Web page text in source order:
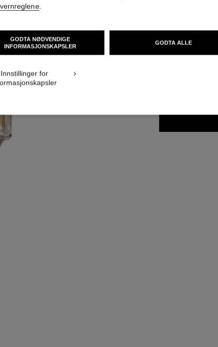
NOK 2 155
.
GODTA NØDVENDIGE
INFORMASJONSKAPSLER
GODTA ALLE
Innstillinger for